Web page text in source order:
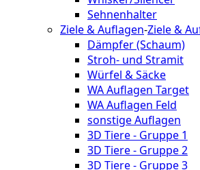
Sehnenhalter
Ziele & Auflagen-Ziele &
Dämpfer (Schaum)
Stroh- und Stramit
Würfel & Säcke
WA Auflagen Target
WA Auflagen Feld
sonstige Auflagen
3D Tiere - Gruppe 1
3D Tiere - Gruppe 2
3D Tiere - Gruppe 3